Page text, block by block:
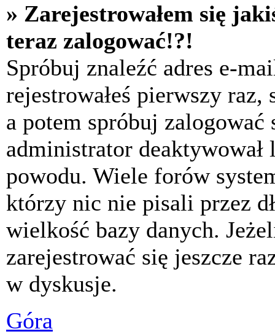
» Zarejestrowałem się
teraz zalogować!?!
Spróbuj znaleźć adres e-
rejestrowałeś pierwszy
a potem spróbuj
administrator deaktywował
powodu. Wiele forów
którzy nic nie pisali przez
wielkość bazy danych.
zarejestrować się jeszcze
w dyskusje.
Góra